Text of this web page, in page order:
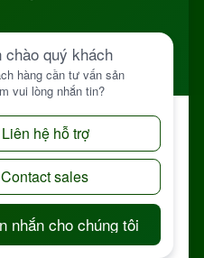
NHẬT BẢN
谷市神明町6丁目308番地 ファミ